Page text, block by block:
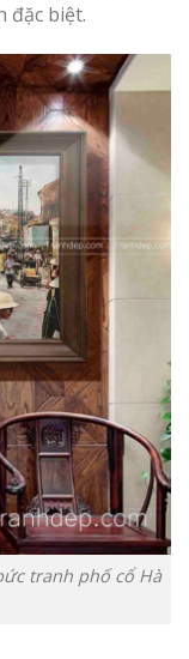
đặc biệt.
tranh phố cổ Hà